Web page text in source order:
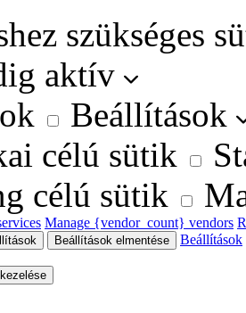
szükséges
aktív
Beállítások
célú sütik
célú sütik
Manage {vendor_count} vendors
Beállítások elmentése
Beállítások